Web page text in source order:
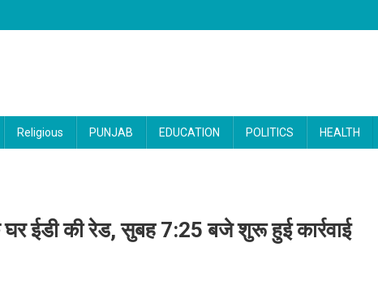
Religious PUNJAB EDUCATION POLITICS HEALTH
ईडी की रेड, सुबह 7:25 बजे शुरू हुई कार्रवाई